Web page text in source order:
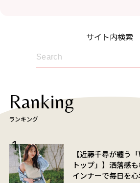
サイト内検索
Ranking
ランキング
【近藤千尋が纏う
トップ」】洒落感
インナーで毎日を心